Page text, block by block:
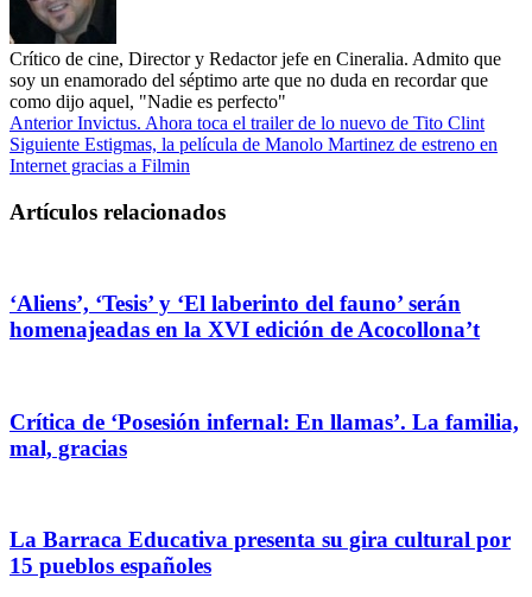
Crítico de cine, Director y Redactor jefe en Cineralia. Admito que
soy un enamorado del séptimo arte que no duda en recordar que
como dijo aquel, "Nadie es perfecto"
AnteriorInvictus. Ahora toca el trailer de lo nuevo de Tito Clint
Siguiente Estigmas, la película de Manolo Martinez de estreno en
Internet gracias a Filmin
Artículos relacionados
‘Aliens’, ‘Tesis’ y ‘El laberinto del fauno’ serán
homenajeadas en la XVI edición de Acocollona’t
Crítica de ‘Posesión infernal: En llamas’. La familia,
mal, gracias
La Barraca Educativa presenta su gira cultural por
15 pueblos españoles